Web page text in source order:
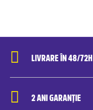
LIVRARE ÎN 48/72H
2 ANI GARANȚIE